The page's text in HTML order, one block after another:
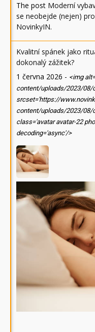
The post Moderní
se neobejde (nejen)
NovinkyIN.
Kvalitní spánek jako
dokonalý zážitek?
1 června 2026 - <img
content/uploads/2023/08/
srcset='https://
content/uploads/2023/08/
class='avatar avatar-22
decoding='async'/>